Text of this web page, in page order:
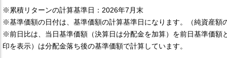
※累積リターンの計算基準日：2026年7月末
※基準価額の日付は、基準価額の計算基準日になります。（純資産額
※前日比は、当日基準価額（決算日は分配金を加算）を前日基準価
印を表示）は分配金落ち後の基準価額で計算しています。